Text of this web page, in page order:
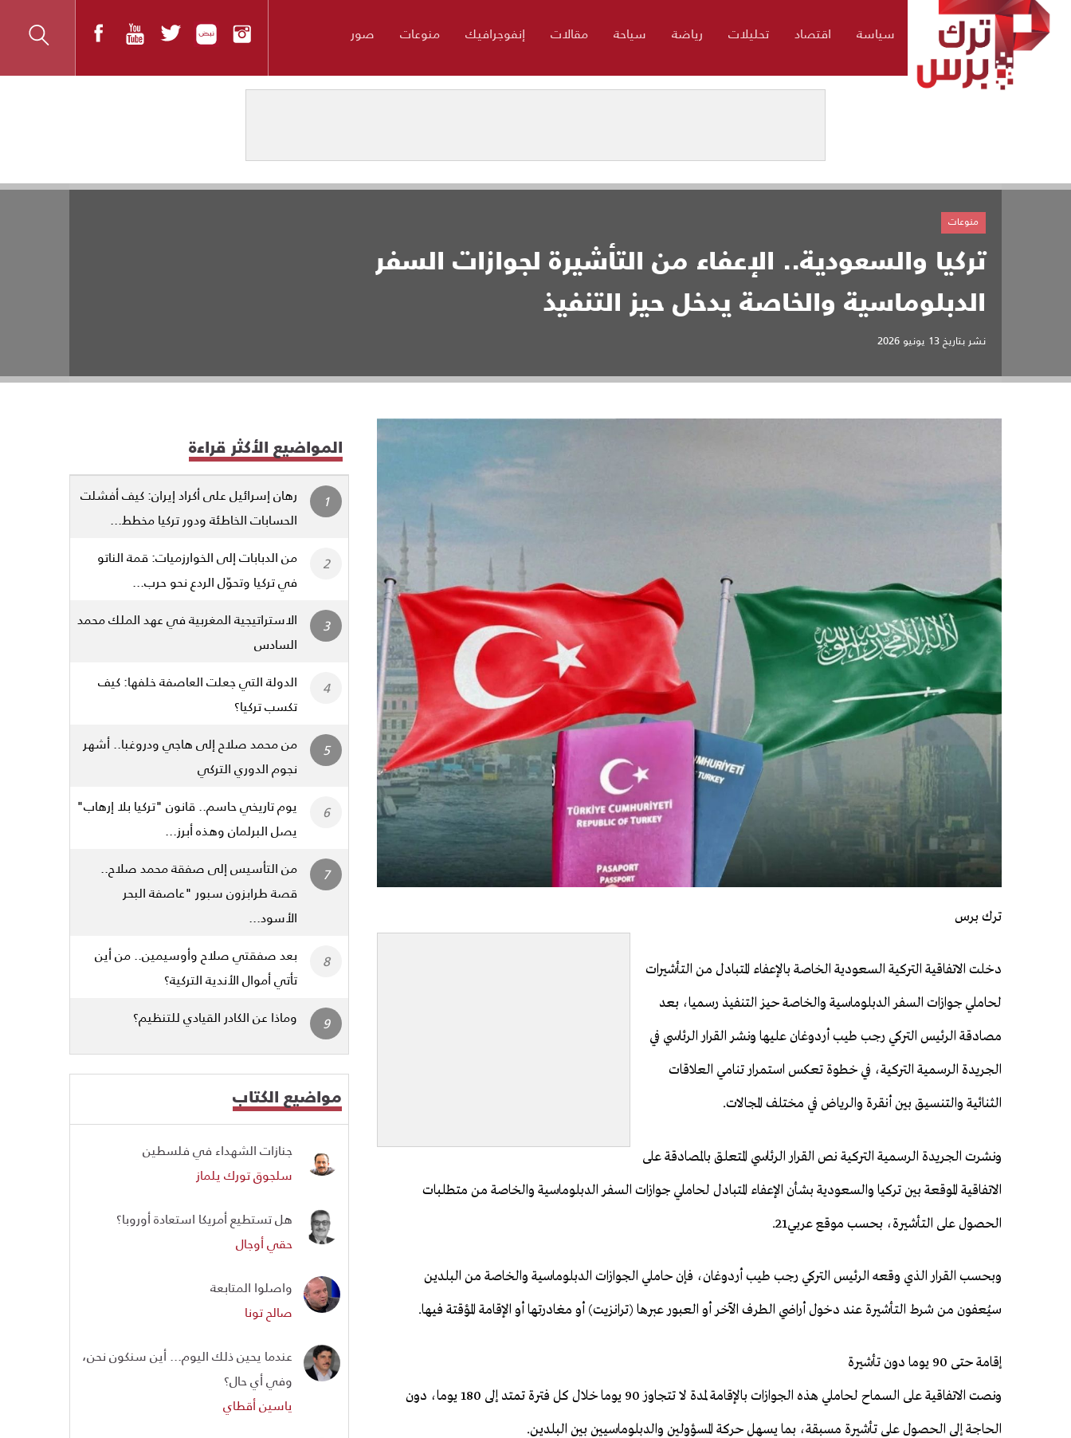
سياسة اقتصاد تحليلات رياضة سياحة مقالات إنفوجرافيك منوعات صور
تركيا والسعودية.. الإعفاء من التأشيرة لجوازات السفر
الدبلوماسية والخاصة يدخل حيز التنفيذ
نشر بتاريخ13 يونيو 2026
منوعات
ترك برس
دخلت الاتفاقية التركية السعودية الخاصة بالإعفاء المتبادل من التأشيرات
لحاملي جوازات السفر الدبلوماسية والخاصة حيز التنفيذ رسميا، بعد
مصادقة الرئيس التركي رجب طيب أردوغان عليها ونشر القرار الرئاسي في
الجريدة الرسمية التركية، في خطوة تعكس استمرار تنامي العلاقات
الثنائية والتنسيق بين أنقرة والرياض في مختلف المجالات.
ونشرت الجريدة الرسمية التركية نص القرار الرئاسي المتعلق بالمصادقة على
الاتفاقية الموقعة بين تركيا والسعودية بشأن الإعفاء المتبادل لحاملي جوازات السفر الدبلوماسية والخاصة من متطلبات
الحصول على التأشيرة، بحسب موقع عربي21.
وبحسب القرار الذي وقعه الرئيس التركي رجب طيب أردوغان، فإن حاملي الجوازات الدبلوماسية والخاصة من البلدين
سيُعفون من شرط التأشيرة عند دخول أراضي الطرف الآخر أو العبور عبرها (ترانزيت) أو مغادرتها أو الإقامة المؤقتة فيها.
إقامة حتى 90 يوما دون تأشيرة
ونصت الاتفاقية على السماح لحاملي هذه الجوازات بالإقامة لمدة لا تتجاوز 90 يوما خلال كل فترة تمتد إلى 180 يوما، دون
الحاجة إلى الحصول على تأشيرة مسبقة، بما يسهل حركة المسؤولين والدبلوماسيين بين البلدين.
المواضيع الأكثر قراءة
رهان إسرائيل على أكراد إيران: كيف أفشلت
الحسابات الخاطئة ودور تركيا مخطط...
من الدبابات إلى الخوارزميات: قمة الناتو
في تركيا وتحوّل الردع نحو حرب...
الاستراتيجية المغربية في عهد الملك محمد
السادس
الدولة التي جعلت العاصفة خلفها: كيف
تكسب تركيا؟
من محمد صلاح إلى هاجي ودروغبا.. أشهر
نجوم الدوري التركي
يوم تاريخي حاسم.. قانون "تركيا بلا إرهاب"
يصل البرلمان وهذه أبرز...
من التأسيس إلى صفقة محمد صلاح..
قصة طرابزون سبور "عاصفة البحر
الأسود...
بعد صفقتي صلاح وأوسيمين.. من أين
تأتي أموال الأندية التركية؟
وماذا عن الكادر القيادي للتنظيم؟
مواضيع الكتاب
جنازات الشهداء في فلسطين
سلجوق تورك يلماز
هل تستطيع أمريكا استعادة أوروبا؟
حقي أوجال
واصلوا المتابعة
صالح تونا
عندما يحين ذلك اليوم... أين سنكون نحن،
وفي أي حال؟
ياسين أقطاي